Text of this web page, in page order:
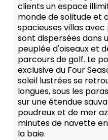
clients un espace
monde de solitude et
spacieuses villas
sont dispersées dans
peuplée d'oiseaux et
parcours de golf. Le
exclusive du Four
soleil lustrées se
longues, sous les
sur une étendue
poudreux et de mer
minutes de navette
la baie.